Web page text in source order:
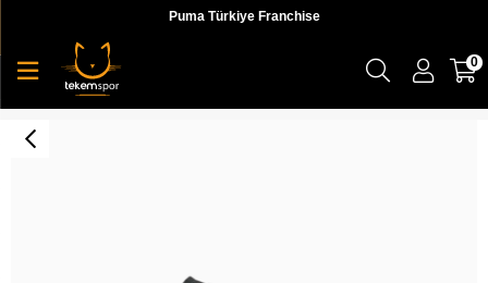
Puma Türkiye Franchise
0